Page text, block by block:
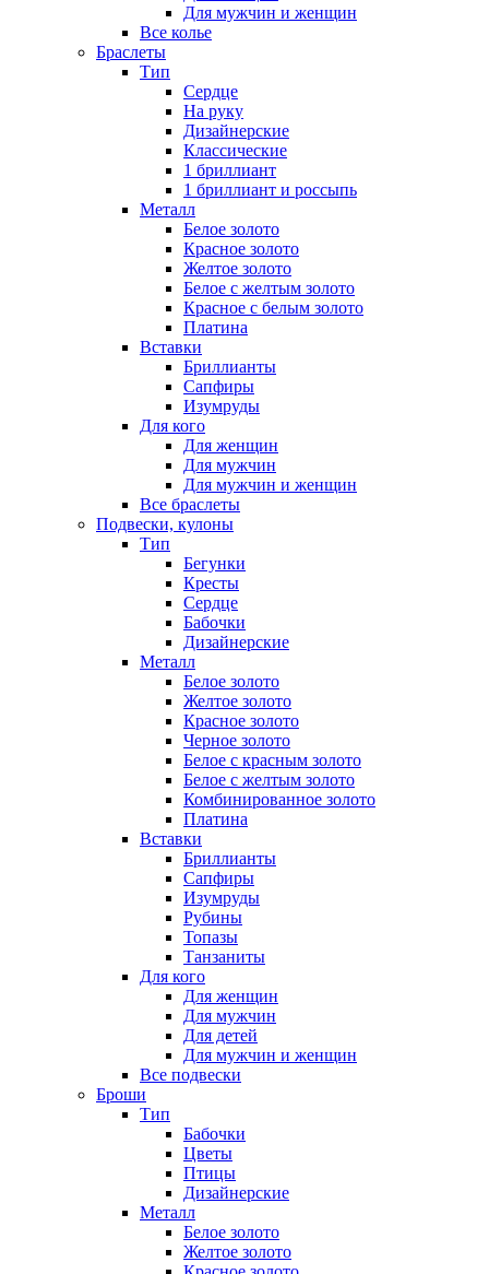
Для мужчин и женщин
Все колье
Браслеты
Тип
Сердце
На руку
Дизайнерские
Классические
1 бриллиант
1 бриллиант и россыпь
Металл
Белое золото
Красное золото
Желтое золото
Белое с желтым золото
Красное с белым золото
Платина
Вставки
Бриллианты
Сапфиры
Изумруды
Для кого
Для женщин
Для мужчин
Для мужчин и женщин
Все браслеты
Подвески, кулоны
Тип
Бегунки
Кресты
Сердце
Бабочки
Дизайнерские
Металл
Белое золото
Желтое золото
Красное золото
Черное золото
Белое с красным золото
Белое с желтым золото
Комбинированное золото
Платина
Вставки
Бриллианты
Сапфиры
Изумруды
Рубины
Топазы
Танзаниты
Для кого
Для женщин
Для мужчин
Для детей
Для мужчин и женщин
Все подвески
Броши
Тип
Бабочки
Цветы
Птицы
Дизайнерские
Металл
Белое золото
Желтое золото